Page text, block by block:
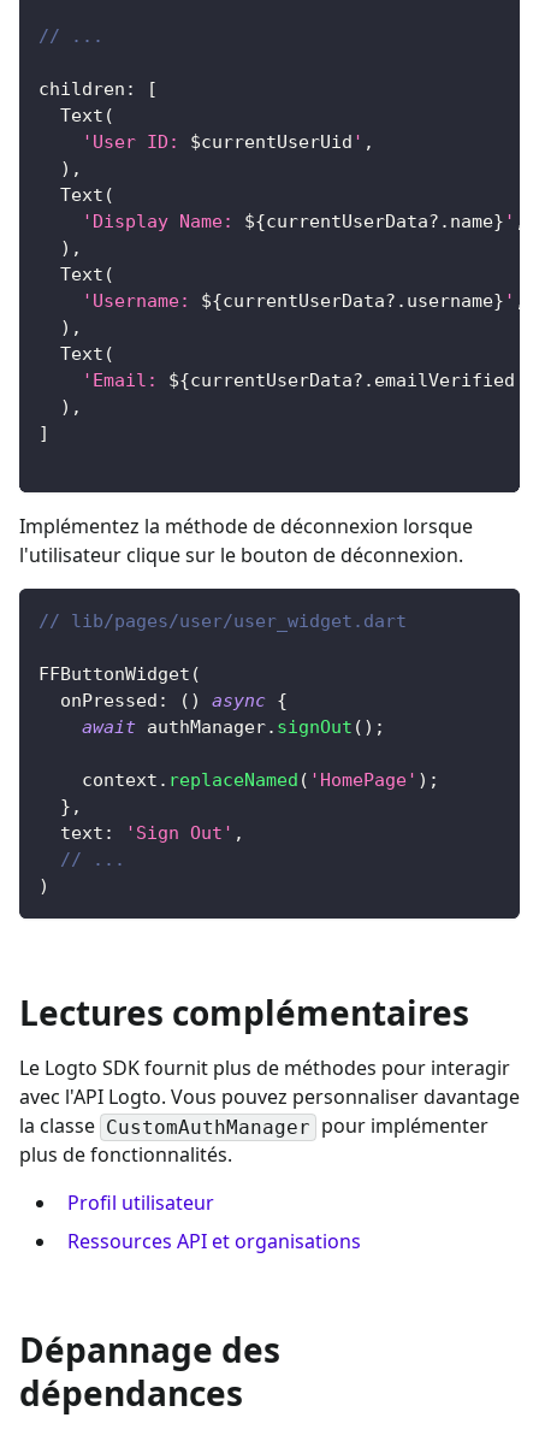
// ...
children :
[
Text (
'User ID: $currentUserUid ' ,
) ,
Text (
'Display Name: ${currentUserData? . name} ' ,
) ,
Text (
'Username: ${currentUserData? . username} ' ,
) ,
Text (
'Email: ${currentUserData? . emailVerified
) ,
]
Implémentez la méthode de déconnexion lorsque
l'utilisateur clique sur le bouton de déconnexion.
// lib/pages/user/user_widget.dart
FFButtonWidget (
  onPressed
: ( ) async {
await authManager. signOut ( ) ;
    context
. replaceNamed ( 'HomePage' ) ;
} ,
  text
: 'Sign Out' ,
// ...
)
Lectures complémentaires
Le Logto SDK fournit plus de méthodes pour interagir
avec l'API Logto. Vous pouvez personnaliser davantage
la classe CustomAuthManager pour implémenter
plus de fonctionnalités.
Profil utilisateur
Ressources API et organisations
Dépannage des
dépendances